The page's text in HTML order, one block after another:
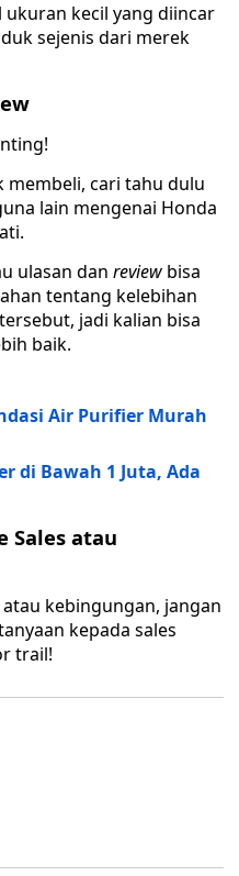
kecil yang diincar
sejenis dari merek
cari tahu dulu
lain mengenai Honda
ulasan dan review bisa
tentang kelebihan
jadi kalian bisa
baik.
Air Purifier Murah
di Bawah 1 Juta, Ada
Sales atau
kebingungan, jangan
kepada sales
trail!